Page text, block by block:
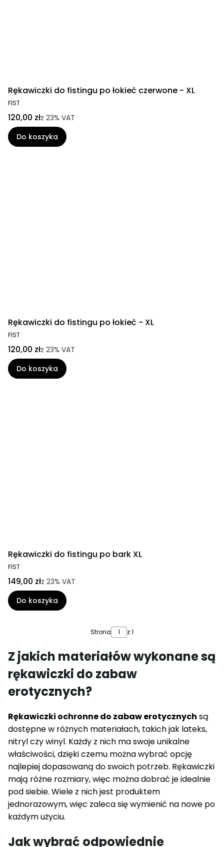
Rękawiczki do fistingu po łokieć czerwone - XL
FIST
120,00 złz 23% VAT
Do koszyka
Rękawiczki do fistingu po łokieć - XL
FIST
120,00 złz 23% VAT
Do koszyka
Rękawiczki do fistingu po bark XL
FIST
149,00 złz 23% VAT
Do koszyka
Strona z 1
Z jakich materiałów wykonane są
rękawiczki do zabaw
erotycznych?
Rękawiczki ochronne do zabaw erotycznych są
dostępne w różnych materiałach, takich jak lateks,
nitryl czy winyl. Każdy z nich ma swoje unikalne
właściwości, dzięki czemu można wybrać opcję
najlepiej dopasowaną do swoich potrzeb. Rękawiczki
mają różne rozmiary, więc można dobrać je idealnie
pod siebie. Wiele z nich jest produktem
jednorazowym, więc zaleca się wymienić na nowe po
każdym użyciu.
Jak wybrać odpowiednie